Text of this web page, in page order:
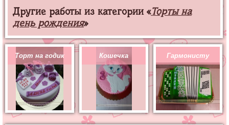
Другие работы из категории «Торты на
день рождения»
Торт на годик Кошечка Гармонисту